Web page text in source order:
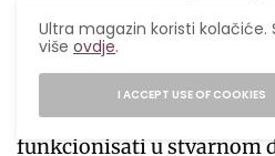
Namještaj od drveta po
onda kada prostor traži
rješenja. Gotov komad
salonu, ali to ne znači da
funkcionisati u stvarnom
Ultra magazin koristi kolačiće.
višeovdje.
I ACCEPT USE OF COOKIES